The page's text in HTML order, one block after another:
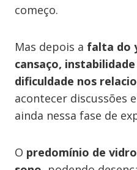
começo.
Mas depois a falta do
cansaço,
dificuldade nos
acontecer discussões
ainda nessa fase de
O predomínio de